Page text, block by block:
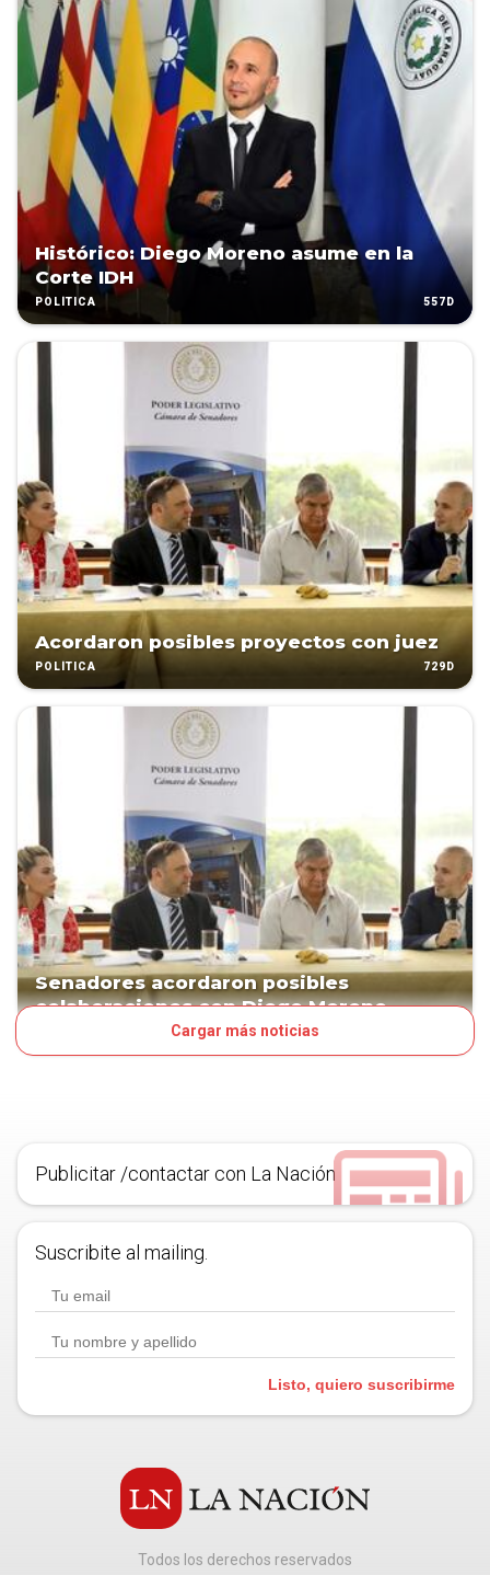
Histórico: Diego Moreno asume en la
Corte IDH
POLÍTICA 557D
Acordaron posibles proyectos con juez
POLÍTICA 729D
Senadores acordaron posibles
colaboraciones con Diego Moreno
Cargar más noticias
Publicitar /contactar con La Nación
Suscribite al mailing.
Listo, quiero suscribirme
Todos los derechos reservados